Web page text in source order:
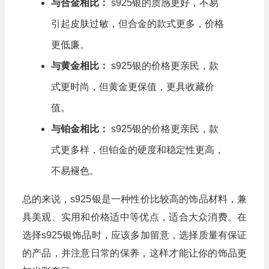
与合金相比： s925银的质感更好，不易
引起皮肤过敏，但合金的款式更多，价格
更低廉。
与黄金相比： s925银的价格更亲民，款
式更时尚，但黄金更保值，更具收藏价
值。
与铂金相比： s925银的价格更亲民，款
式更多样，但铂金的硬度和稳定性更高，
不易褪色。
总的来说，s925银是一种性价比较高的饰品材料，兼
具美观、实用和价格适中等优点，适合大众消费。在
选择s925银饰品时，应该多加留意，选择质量有保证
的产品，并注意日常的保养，这样才能让你的饰品更